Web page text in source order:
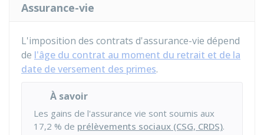
Assurance-vie
L'imposition des contrats d'assurance-vie dépend
de l'âge du contrat au moment du retrait et de la
date de versement des primes.
À savoir
Les gains de l'assurance vie sont soumis aux
17,2 % de prélèvements sociaux (CSG, CRDS).